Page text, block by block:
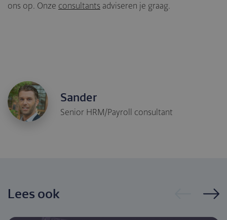
ons op. Onze consultants adviseren je graag.
Sander
Senior HRM/Payroll consultant
Lees ook